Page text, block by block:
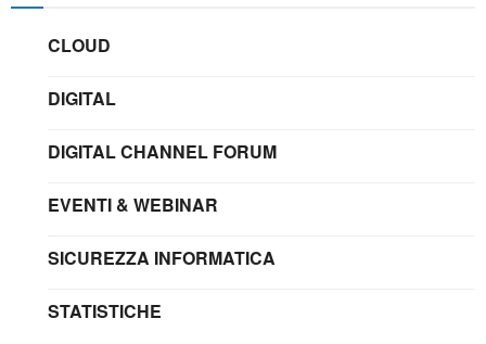
CLOUD
DIGITAL
DIGITAL CHANNEL FORUM
EVENTI & WEBINAR
SICUREZZA INFORMATICA
STATISTICHE